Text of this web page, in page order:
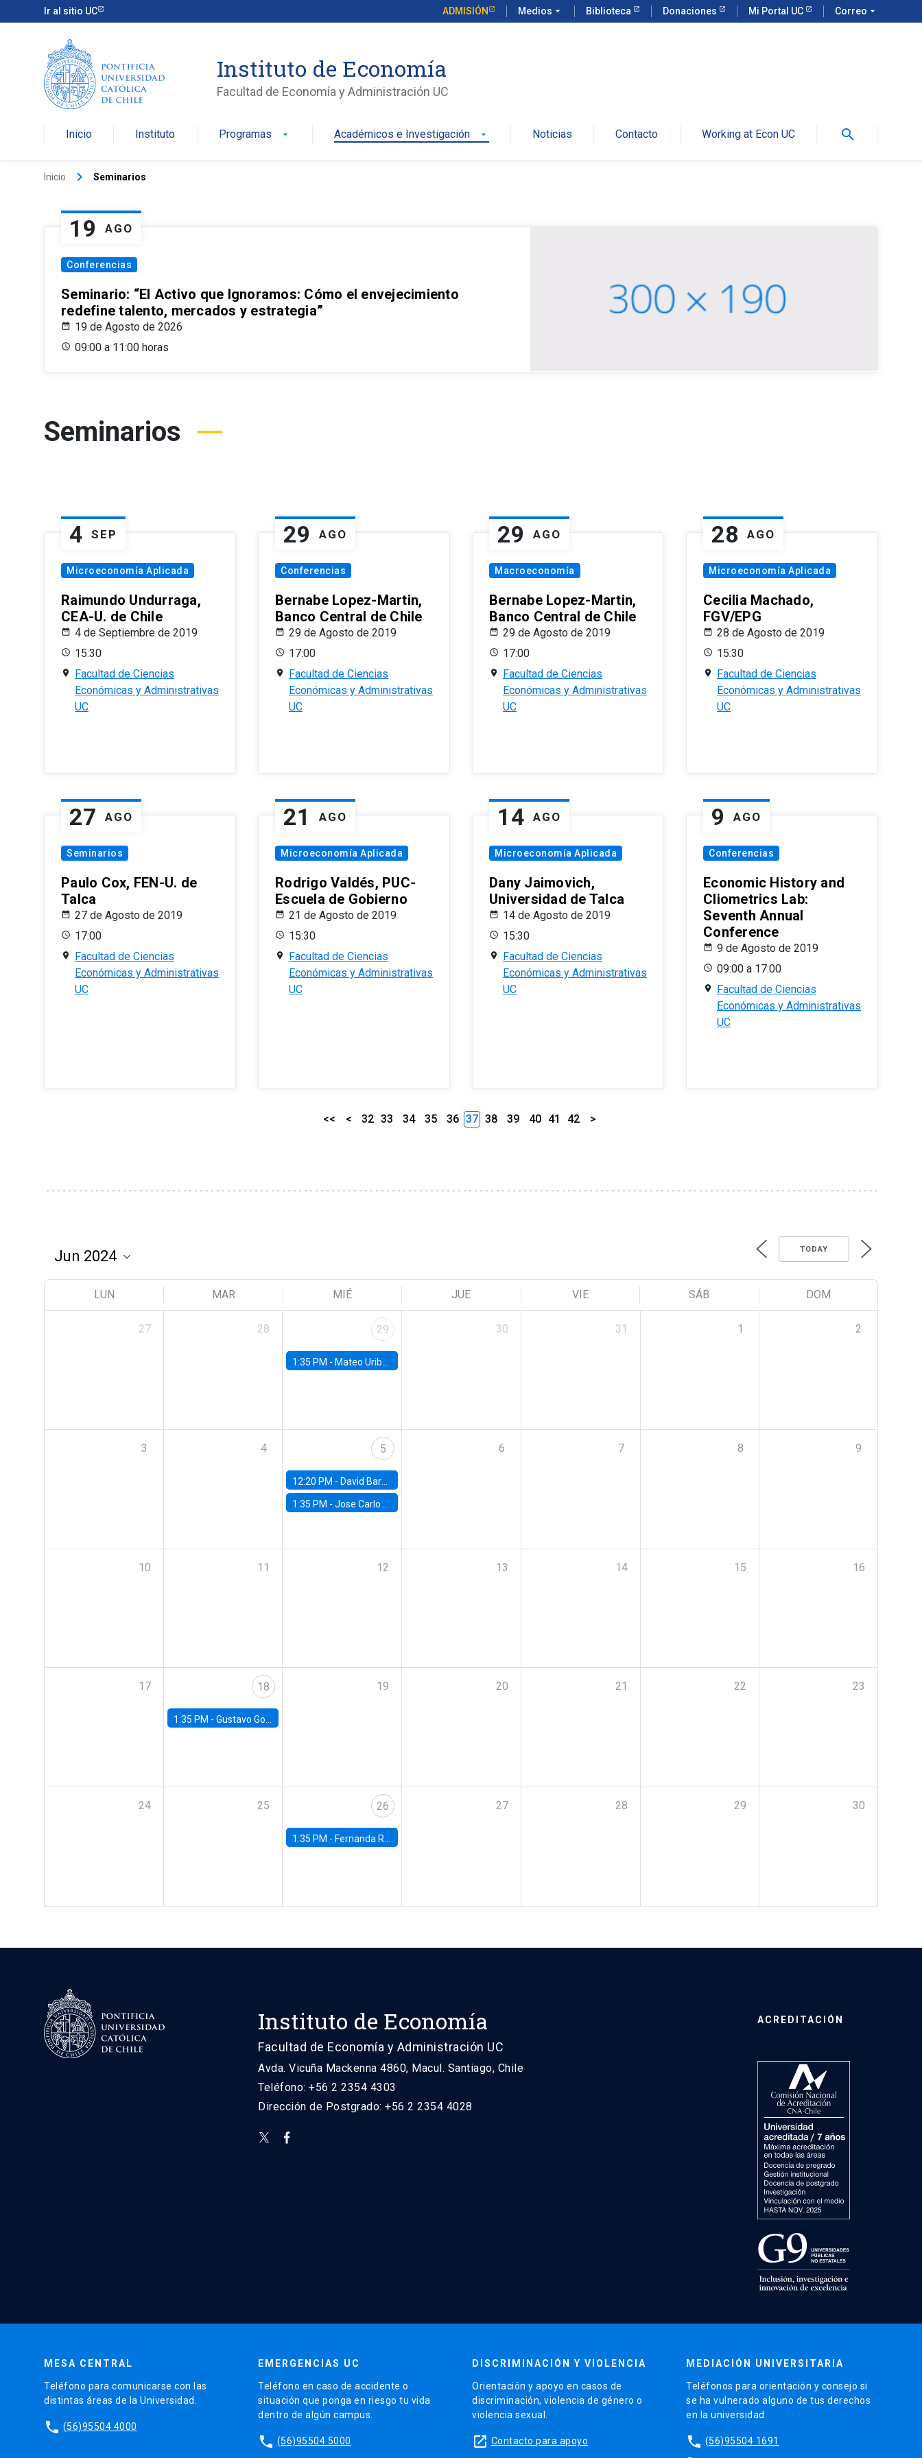
Ir al sitio UC ADMISIÓN Medios arrow_drop_down Biblioteca Donaciones Mi Portal UC Correo arrow_drop_down
Instituto de Economía
Facultad de Economía y Administración UC
Inicio Instituto Programas arrow_drop_down Académicos e Investigación arrow_drop_down Noticias Contacto Working at Econ UC search
Inicio keyboard_arrow_right Seminarios
19 AGO
Conferencias
Seminario: “El Activo que Ignoramos: Cómo el envejecimiento
redefine talento, mercados y estrategia”
19 de Agosto de 2026
09:00 a 11:00 horas
Seminarios
4 SEP
Microeconomía Aplicada
Raimundo Undurraga,
CEA-U. de Chile
4 de Septiembre de 2019
15:30
Facultad de Ciencias
Económicas y Administrativas
UC
29 AGO
Conferencias
Bernabe Lopez-Martin,
Banco Central de Chile
29 de Agosto de 2019
17:00
Facultad de Ciencias
Económicas y Administrativas
UC
29 AGO
Macroeconomía
Bernabe Lopez-Martin,
Banco Central de Chile
29 de Agosto de 2019
17:00
Facultad de Ciencias
Económicas y Administrativas
UC
28 AGO
Microeconomía Aplicada
Cecilia Machado,
FGV/EPG
28 de Agosto de 2019
15:30
Facultad de Ciencias
Económicas y Administrativas
UC
27 AGO
Seminarios
Paulo Cox, FEN-U. de
Talca
27 de Agosto de 2019
17:00
Facultad de Ciencias
Económicas y Administrativas
UC
21 AGO
Microeconomía Aplicada
Rodrigo Valdés, PUC-
Escuela de Gobierno
21 de Agosto de 2019
15:30
Facultad de Ciencias
Económicas y Administrativas
UC
14 AGO
Microeconomía Aplicada
Dany Jaimovich,
Universidad de Talca
14 de Agosto de 2019
15:30
Facultad de Ciencias
Económicas y Administrativas
UC
9 AGO
Conferencias
Economic History and
Cliometrics Lab:
Seventh Annual
Conference
9 de Agosto de 2019
09:00 a 17:00
Facultad de Ciencias
Económicas y Administrativas
UC
<< < 32 33 34 35 36 37 38 39 40 41 42 >
TODAY
LUN MAR MIÉ JUE VIE SÁB DOM
27 28 29
1:35 PM - Mateo Uribe-Castro, Universidad de los Andes (Colombia)
30 31 1 2
3 4 5
12:20 PM - David Bardey, Universidad de los Andes - CEDE
1:35 PM -Jose Carlo Bermudez, UC (ME) & World Bank
6 7 8 9
10 11 12 13 14 15 16
17 18
1:35 PM - Gustavo González, Banco Central de Chile
19 20 21 22 23
24 25 26
1:35 PM - Fernanda Rojas Ampuero, University of Wisconsin-Madison
27 28 29 30
Instituto de Economía
Facultad de Economía y Administración UC
Avda. Vicuña Mackenna 4860, Macul. Santiago, Chile
Teléfono: +56 2 2354 4303
Dirección de Postgrado: +56 2 2354 4028
ACREDITACIÓN
MESA CENTRAL
Teléfono para comunicarse con las
distintas áreas de la Universidad.
phone (56)95504 4000
EMERGENCIAS UC
Teléfono en caso de accidente o
situación que ponga en riesgo tu vida
dentro de algún campus.
phone (56)95504 5000
DISCRIMINACIÓN Y VIOLENCIA
Orientación y apoyo en casos de
discriminación, violencia de género o
violencia sexual.
launch Contacto para apoyo
MEDIACIÓN UNIVERSITARIA
Teléfonos para orientación y consejo si
se ha vulnerado alguno de tus derechos
en la universidad.
phone (56)95504 1691